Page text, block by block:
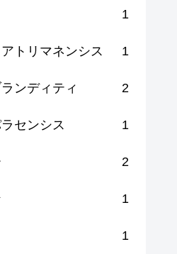
1
トリマネンシス 1
ンディティ 2
センシス 1
2
1
1